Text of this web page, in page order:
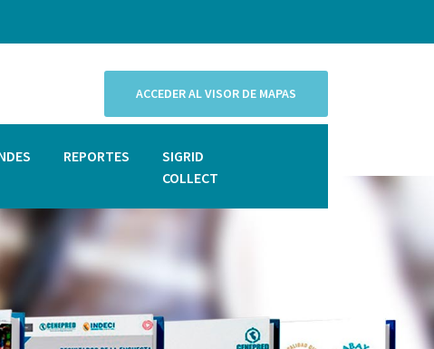
ACCEDER AL VISOR DE MAPAS
REPORTES
SIGRID
COLLECT